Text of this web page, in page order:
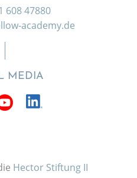
608 47880
academy.de
MEDIA
Hector Stiftung II